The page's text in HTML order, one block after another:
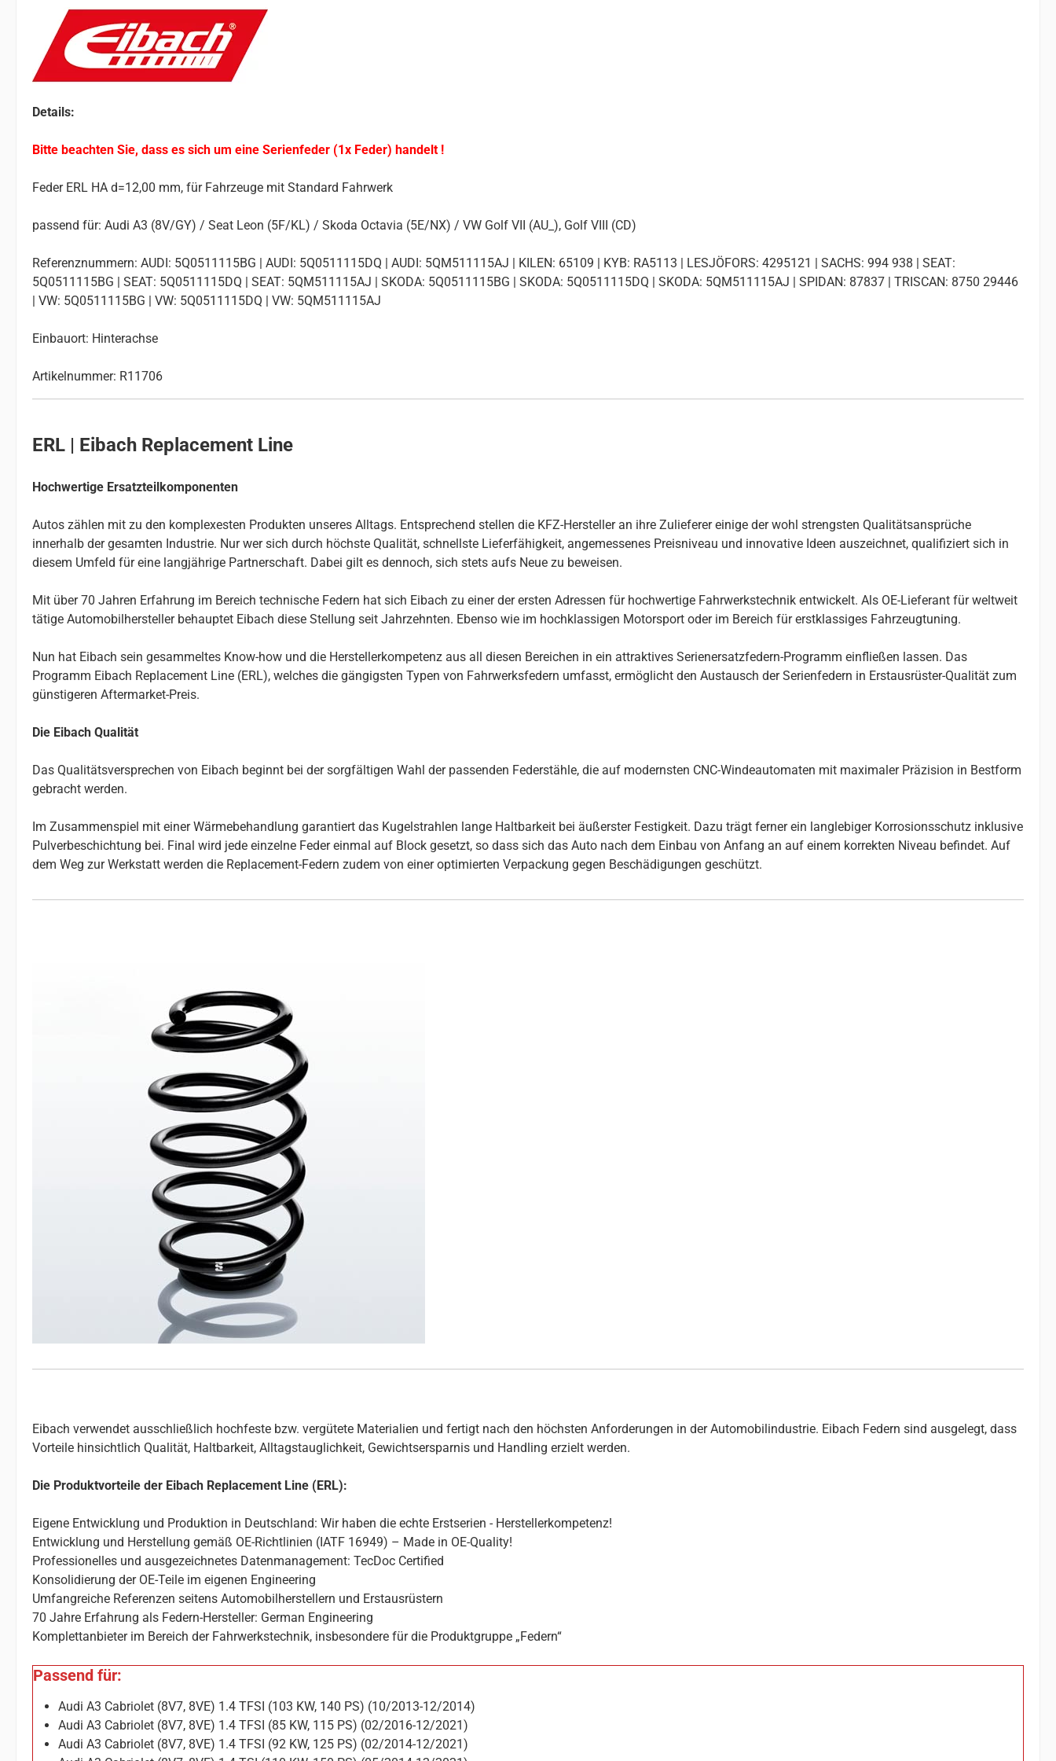
Details:
Bitte beachten Sie, dass es sich um eine Serienfeder (1x Feder) handelt !
Feder ERL HA d=12,00 mm, für Fahrzeuge mit Standard Fahrwerk
passend für: Audi A3 (8V/GY) / Seat Leon (5F/KL) / Skoda Octavia (5E/NX) / VW Golf VII (AU_), Golf VIII (CD)
Referenznummern: AUDI: 5Q0511115BG | AUDI: 5Q0511115DQ | AUDI: 5QM511115AJ | KILEN: 65109 | KYB: RA5113 | LESJÖFORS: 4295121 | SACHS: 994 938 | SEAT:
5Q0511115BG | SEAT: 5Q0511115DQ | SEAT: 5QM511115AJ | SKODA: 5Q0511115BG | SKODA: 5Q0511115DQ | SKODA: 5QM511115AJ | SPIDAN: 87837 | TRISCAN: 8750 29446
| VW: 5Q0511115BG | VW: 5Q0511115DQ | VW: 5QM511115AJ
Einbauort: Hinterachse
Artikelnummer: R11706
ERL | Eibach Replacement Line
Hochwertige Ersatzteilkomponenten
Autos zählen mit zu den komplexesten Produkten unseres Alltags. Entsprechend stellen die KFZ-Hersteller an ihre Zulieferer einige der wohl strengsten Qualitätsansprüche
innerhalb der gesamten Industrie. Nur wer sich durch höchste Qualität, schnellste Lieferfähigkeit, angemessenes Preisniveau und innovative Ideen auszeichnet, qualifiziert sich in
diesem Umfeld für eine langjährige Partnerschaft. Dabei gilt es dennoch, sich stets aufs Neue zu beweisen.
Mit über 70 Jahren Erfahrung im Bereich technische Federn hat sich Eibach zu einer der ersten Adressen für hochwertige Fahrwerkstechnik entwickelt. Als OE-Lieferant für weltweit
tätige Automobilhersteller behauptet Eibach diese Stellung seit Jahrzehnten. Ebenso wie im hochklassigen Motorsport oder im Bereich für erstklassiges Fahrzeugtuning.
Nun hat Eibach sein gesammeltes Know-how und die Herstellerkompetenz aus all diesen Bereichen in ein attraktives Serienersatzfedern-Programm einfließen lassen. Das
Programm Eibach Replacement Line (ERL), welches die gängigsten Typen von Fahrwerksfedern umfasst, ermöglicht den Austausch der Serienfedern in Erstausrüster-Qualität zum
günstigeren Aftermarket-Preis.
Die Eibach Qualität
Das Qualitätsversprechen von Eibach beginnt bei der sorgfältigen Wahl der passenden Federstähle, die auf modernsten CNC-Windeautomaten mit maximaler Präzision in Bestform
gebracht werden.
Im Zusammenspiel mit einer Wärmebehandlung garantiert das Kugelstrahlen lange Haltbarkeit bei äußerster Festigkeit. Dazu trägt ferner ein langlebiger Korrosionsschutz inklusive
Pulverbeschichtung bei. Final wird jede einzelne Feder einmal auf Block gesetzt, so dass sich das Auto nach dem Einbau von Anfang an auf einem korrekten Niveau befindet. Auf
dem Weg zur Werkstatt werden die Replacement-Federn zudem von einer optimierten Verpackung gegen Beschädigungen geschützt.
Eibach verwendet ausschließlich hochfeste bzw. vergütete Materialien und fertigt nach den höchsten Anforderungen in der Automobilindustrie. Eibach Federn sind ausgelegt, dass
Vorteile hinsichtlich Qualität, Haltbarkeit, Alltagstauglichkeit, Gewichtsersparnis und Handling erzielt werden.
Die Produktvorteile der Eibach Replacement Line (ERL):
Eigene Entwicklung und Produktion in Deutschland: Wir haben die echte Erstserien - Herstellerkompetenz!
Entwicklung und Herstellung gemäß OE-Richtlinien (IATF 16949) – Made in OE-Quality!
Professionelles und ausgezeichnetes Datenmanagement: TecDoc Certified
Konsolidierung der OE-Teile im eigenen Engineering
Umfangreiche Referenzen seitens Automobilherstellern und Erstausrüstern
70 Jahre Erfahrung als Federn-Hersteller: German Engineering
Komplettanbieter im Bereich der Fahrwerkstechnik, insbesondere für die Produktgruppe „Federn“
Passend für:
Audi A3 Cabriolet (8V7, 8VE) 1.4 TFSI (103 KW, 140 PS) (10/2013-12/2014)
Audi A3 Cabriolet (8V7, 8VE) 1.4 TFSI (85 KW, 115 PS) (02/2016-12/2021)
Audi A3 Cabriolet (8V7, 8VE) 1.4 TFSI (92 KW, 125 PS) (02/2014-12/2021)